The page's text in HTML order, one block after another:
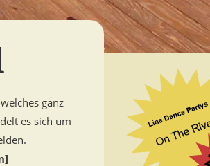
ganz
es sich um